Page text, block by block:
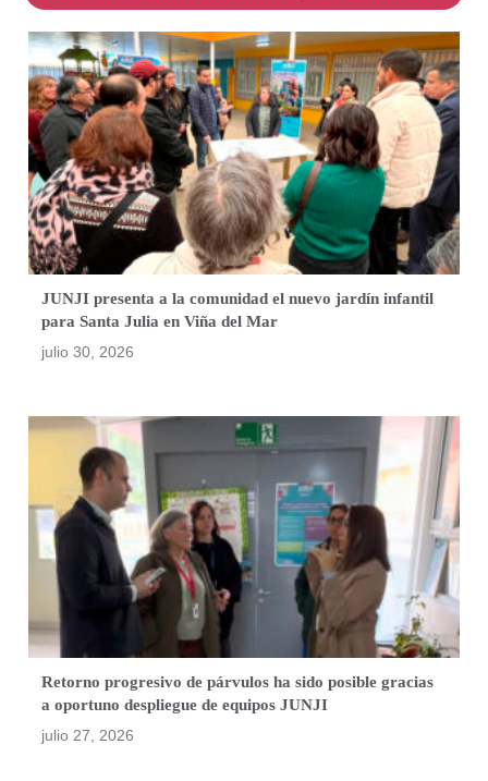
JUNJI presenta a la comunidad el nuevo jardín infantil
para Santa Julia en Viña del Mar
julio 30, 2026
Retorno progresivo de párvulos ha sido posible gracias
a oportuno despliegue de equipos JUNJI
julio 27, 2026